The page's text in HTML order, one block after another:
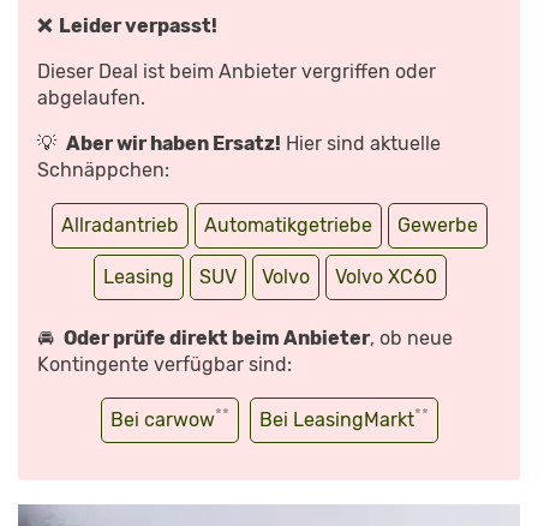
❌ Leider verpasst!
Dieser Deal ist beim Anbieter vergriffen oder
abgelaufen.
💡 Aber wir haben Ersatz! Hier sind aktuelle
Schnäppchen:
Allradantrieb Automatikgetriebe Gewerbe
Leasing SUV Volvo Volvo XC60
🚘 Oder prüfe direkt beim Anbieter, ob neue
Kontingente verfügbar sind:
Bei carwow** Bei LeasingMarkt**
IST
AUFGEFRISCHT?“
VON
YOUTUBE
ANZEIGEN